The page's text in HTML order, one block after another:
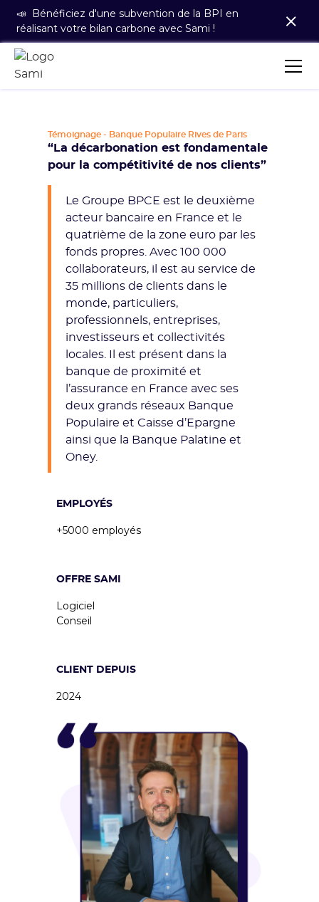
📣 Bénéficiez d'une subvention de la BPI en
réalisant votre bilan carbone avec Sami !
Témoignage - Banque Populaire Rives de Paris
“La décarbonation est fondamentale
pour la compétitivité de nos clients”
Le Groupe BPCE est le deuxième
acteur bancaire en France et le
quatrième de la zone euro par les
fonds propres. Avec 100 000
collaborateurs, il est au service de
35 millions de clients dans le
monde, particuliers,
professionnels, entreprises,
investisseurs et collectivités
locales. Il est présent dans la
banque de proximité et
l’assurance en France avec ses
deux grands réseaux Banque
Populaire et Caisse d’Epargne
ainsi que la Banque Palatine et
Oney.
EMPLOYÉS
+5000 employés
OFFRE SAMI
Logiciel
Conseil
CLIENT DEPUIS
2024